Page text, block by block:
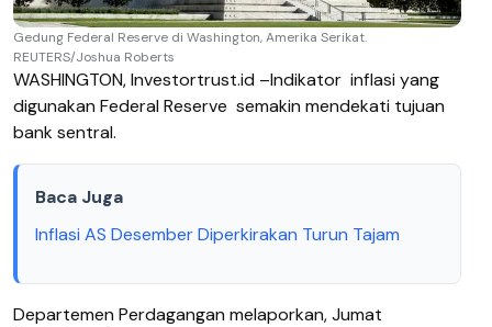
Gedung Federal Reserve di Washington, Amerika Serikat.
REUTERS/Joshua Roberts
WASHINGTON, Investortrust.id –Indikator inflasi yang
digunakan Federal Reserve semakin mendekati tujuan
bank sentral.
Baca Juga
Inflasi AS Desember Diperkirakan Turun Tajam
Departemen Perdagangan melaporkan, Jumat